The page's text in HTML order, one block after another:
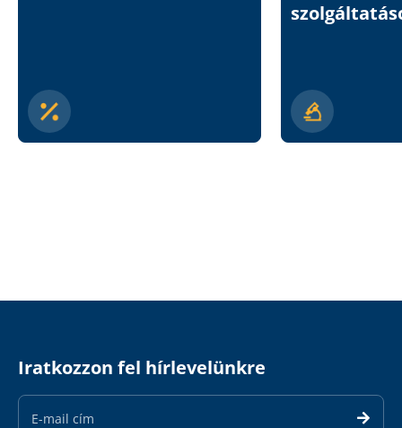
Iratkozzon fel hírlevelünkre
Email
Address